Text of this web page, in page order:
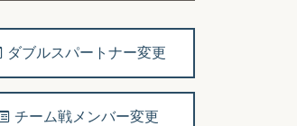
ダブルスパートナー変更
チーム戦メンバー変更